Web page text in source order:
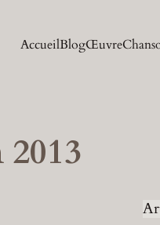
AccueilBlogŒuvre